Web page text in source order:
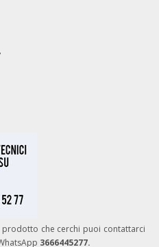
che cerchi puoi contattarci
3666445277.